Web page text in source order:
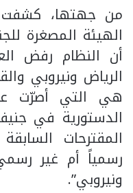
من جهتها،
الهيئة المصغرة
أن النظام رفض
الرياض ونيروبي
هي التي أصرّت
الدستورية في
المقترحات
رسمياً أم غير
ونيروبي”.